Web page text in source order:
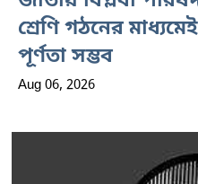
শ্রেণি গঠনের
পূর্ণতা সম্ভব
Aug 06, 2026